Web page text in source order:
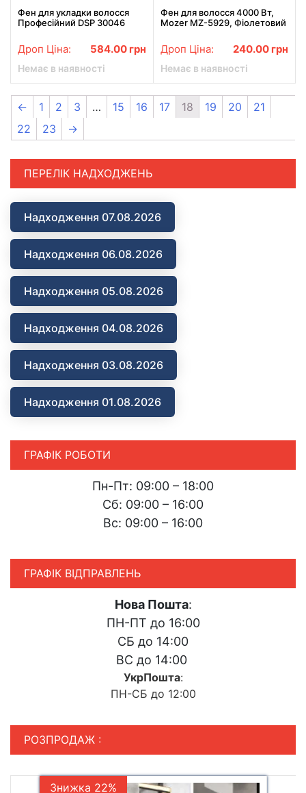
Фен для укладки волосся
Професійний DSP 30046
Дроп Ціна: 584.00 грн
Немає в наявності
Фен для волосся 4000 Вт,
Mozer MZ-5929, Фіолетовий
Дроп Ціна: 240.00 грн
Немає в наявності
← 1 2 3 … 15 16 17 18 19 20
21
22
23 →
ПЕРЕЛІК НАДХОДЖЕНЬ
Надходження 07.08.2026
Надходження 06.08.2026
Надходження 05.08.2026
Надходження 04.08.2026
Надходження 03.08.2026
Надходження 01.08.2026
ГРАФІК РОБОТИ
Пн-Пт: 09:00 – 18:00
Сб: 09:00 – 16:00
Вс: 09:00 – 16:00
ГРАФІК ВІДПРАВЛЕНЬ
Нова Пошта:
ПН-ПТ до 16:00
СБ до 14:00
ВС до 14:00
УкрПошта:
ПН-СБ до 12:00
РОЗПРОДАЖ :
Знижка 22%